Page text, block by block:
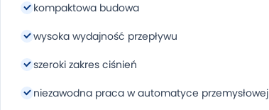
kompaktowa budowa
wysoka wydajność przepływu
szeroki zakres ciśnień
niezawodna praca w automatyce przemysłowej